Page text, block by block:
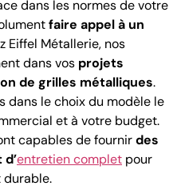
dans les normes de votre
faire appel à un
Eiffel Métallerie, nos
dans vos projets
de grilles métalliques.
dans le choix du modèle le
et à votre budget.
capables de fournirdes
entretien complet pour